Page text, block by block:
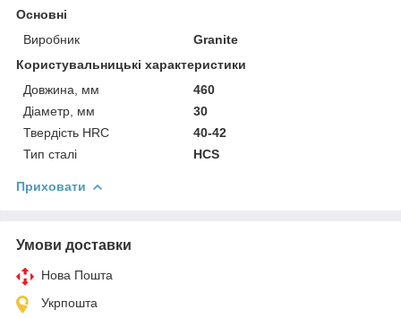
Основні
Виробник
Granite
Користувальницькі характеристики
Довжина, мм
460
Діаметр, мм
30
Твердість HRC
40-42
Тип сталі
HCS
Приховати
Умови доставки
Нова Пошта
Укрпошта